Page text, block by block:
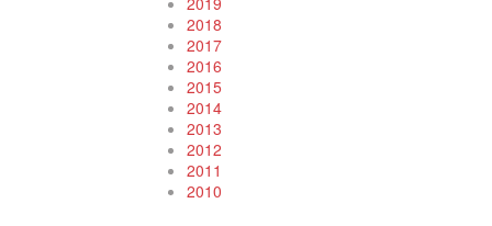
2018
2017
2016
2015
2014
2013
2012
2011
2010